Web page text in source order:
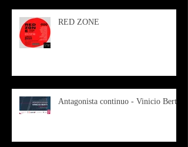
RED ZONE
Antagonista continuo - Vinicio Berti